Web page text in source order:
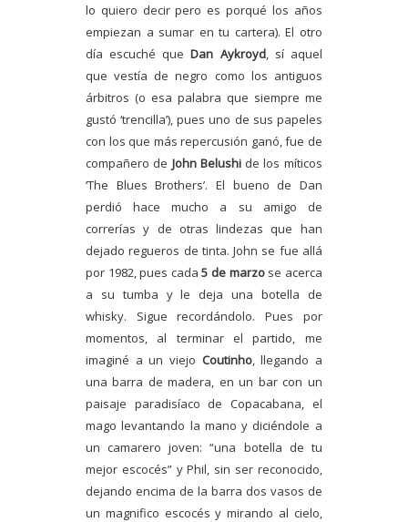
lo quiero decir pero es porqué los años
empiezan a sumar en tu cartera). El otro
día escuché queDan Aykroyd, sí aquel
que vestía de negro como los antiguos
árbitros (o esa palabra que siempre me
gustó ‘trencilla’), pues uno de sus papeles
con los que más repercusión ganó, fue de
compañero de John Belushide los míticos
‘The Blues Brothers’. El bueno de Dan
perdió hace mucho a su amigo de
correrías y de otras lindezas que han
dejado regueros de tinta. John se fue allá
por 1982, pues cada5 de marzose acerca
a su tumba y le deja una botella de
whisky. Sigue recordándolo. Pues por
momentos, al terminar el partido, me
imaginé a un viejo Coutinho, llegando a
una barra de madera, en un bar con un
paisaje paradisíaco de Copacabana, el
mago levantando la mano y diciéndole a
un camarero joven: “una botella de tu
mejor escocés” y Phil, sin ser reconocido,
dejando encima de la barra dos vasos de
un magnifico escocés y mirando al cielo,